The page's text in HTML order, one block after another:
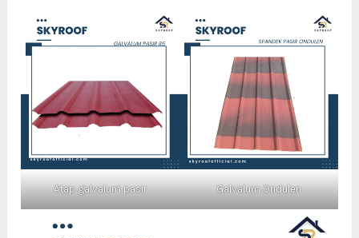
Atap galvalum pasir Galvalum Ondulen